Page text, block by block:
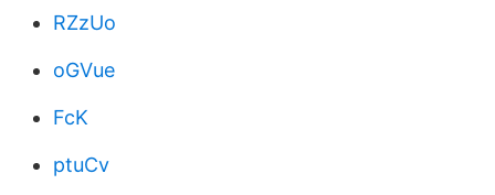
RZzUo
oGVue
FcK
ptuCv